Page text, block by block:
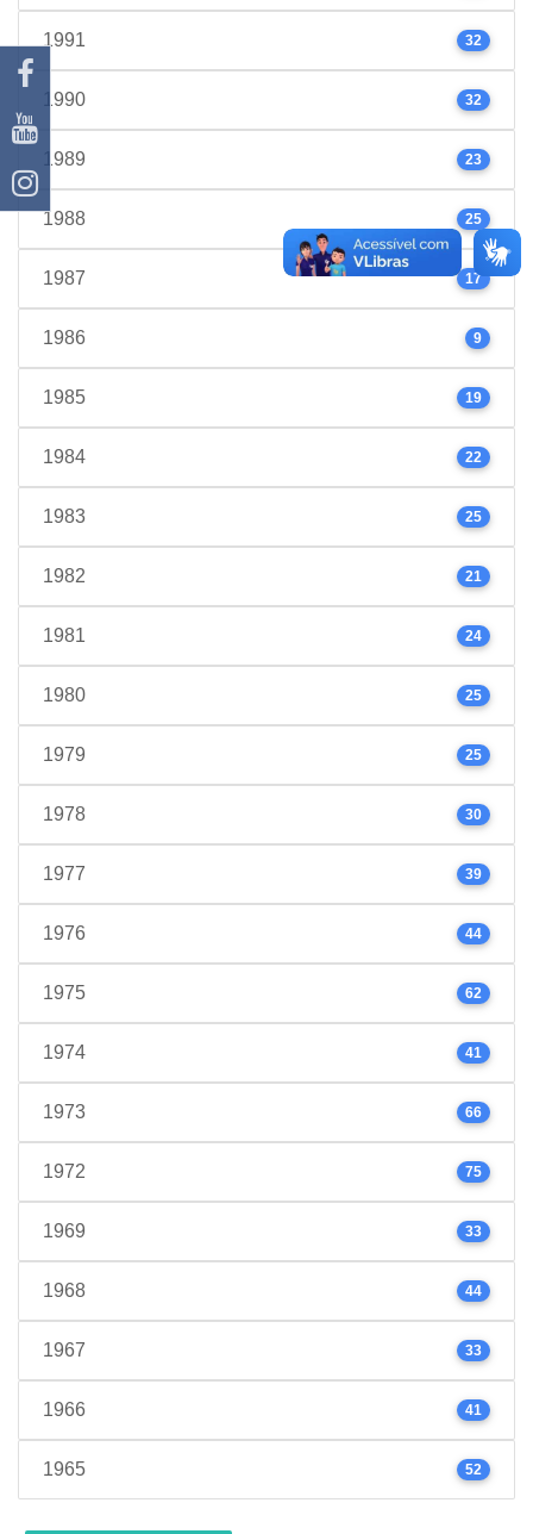
1991 32
1990 32
1989 23
1988 25
1987 17
1986 9
1985 19
1984 22
1983 25
1982 21
1981 24
1980 25
1979 25
1978 30
1977 39
1976 44
1975 62
1974 41
1973 66
1972 75
1969 33
1968 44
1967 33
1966 41
1965 52